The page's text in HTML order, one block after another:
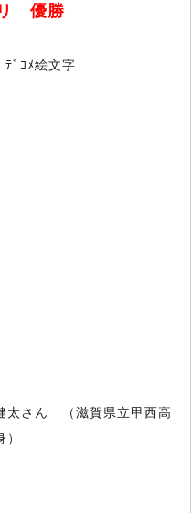
優勝
太さん （滋賀県立甲西高
）